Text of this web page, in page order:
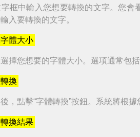
框中輸入您想要轉換的文字。您會
入要轉換的文字。
體大小
擇您想要的字體大小。選項通常包
換
，點擊“字體轉換”按鈕。系統將根
換結果